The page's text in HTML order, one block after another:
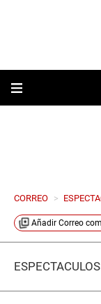
CORREO >
Añadir Correo
ESPECTÁCULOS